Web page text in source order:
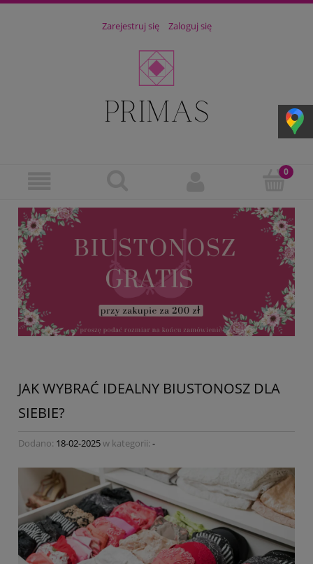
Zarejestruj się Zaloguj się
JAK WYBRAĆ IDEALNY BIUSTONOSZ DLA
SIEBIE?
Dodano: 18-02-2025w kategorii: -